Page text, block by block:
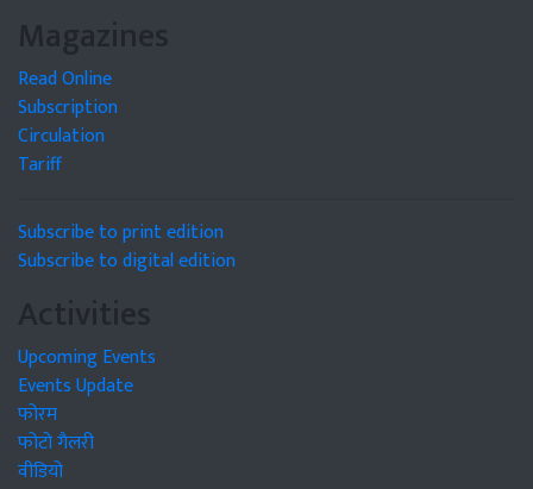
Magazines
Read Online
Subscription
Circulation
Tariff
Subscribe to print edition
Subscribe to digital edition
Activities
Upcoming Events
Events Update
फोरम
फोटो गैलरी
वीडियो